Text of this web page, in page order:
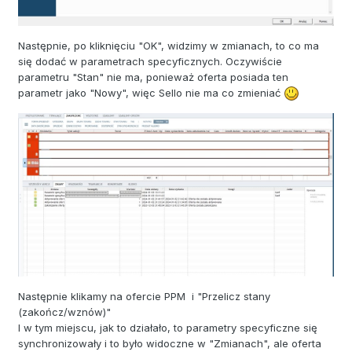
Następnie, po kliknięciu "OK", widzimy w zmianach, to co ma
się dodać w parametrach specyficznych. Oczywiście
parametru "Stan" nie ma, ponieważ oferta posiada ten
parametr jako "Nowy", więc Sello nie ma co zmieniać
Następnie klikamy na ofercie PPM i "Przelicz stany
(zakończ/wznów)"
I w tym miejscu, jak to działało, to parametry specyficzne się
synchronizowały i to było widoczne w "Zmianach", ale oferta